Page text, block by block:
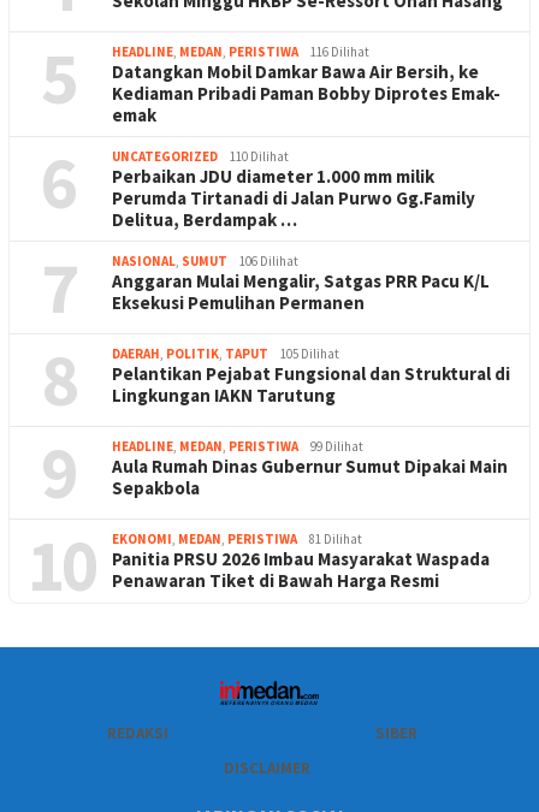
5 HEADLINE MEDAN PERISTIWA 116 Dilihat
Datangkan Mobil Damkar Bawa Air Bersih, ke
Kediaman Pribadi Paman Bobby Diprotes Emak-
emak
6 UNCATEGORIZED 110 Dilihat
Perbaikan JDU diameter 1.000 mm milik
Perumda Tirtanadi di Jalan Purwo Gg.Family
Delitua, Berdampak …
7 NASIONAL SUMUT 106 Dilihat
Anggaran Mulai Mengalir, Satgas PRR Pacu K/L
Eksekusi Pemulihan Permanen
8 DAERAH POLITIK TAPUT 105 Dilihat
Pelantikan Pejabat Fungsional dan Struktural di
Lingkungan IAKN Tarutung
9 HEADLINE MEDAN PERISTIWA 99 Dilihat
Aula Rumah Dinas Gubernur Sumut Dipakai Main
Sepakbola
10 EKONOMI MEDAN PERISTIWA 81 Dilihat
Panitia PRSU 2026 Imbau Masyarakat Waspada
Penawaran Tiket di Bawah Harga Resmi
REDAKSI
SIBER
DISCLAIMER